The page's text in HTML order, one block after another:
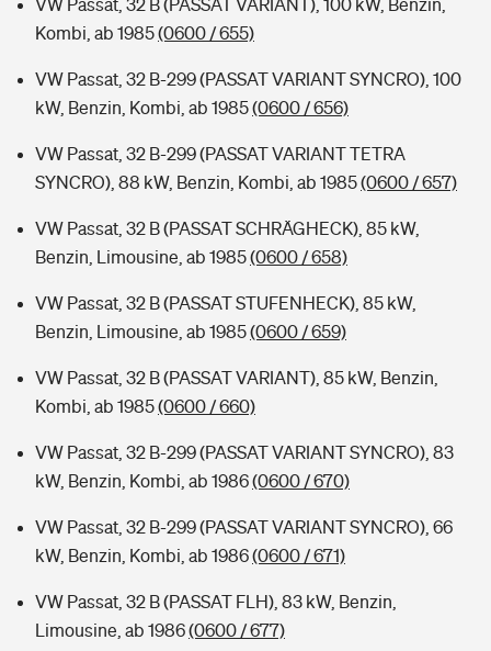
VW Passat, 32 B (PASSAT VARIANT), 100 kW, Benzin,
Kombi, ab 1985(0600 / 655)
VW Passat, 32 B-299 (PASSAT VARIANT SYNCRO), 100
kW, Benzin, Kombi, ab 1985(0600 / 656)
VW Passat, 32 B-299 (PASSAT VARIANT TETRA
SYNCRO), 88 kW, Benzin, Kombi, ab 1985(0600 / 657)
VW Passat, 32 B (PASSAT SCHRÄGHECK), 85 kW,
Benzin, Limousine, ab 1985(0600 / 658)
VW Passat, 32 B (PASSAT STUFENHECK), 85 kW,
Benzin, Limousine, ab 1985(0600 / 659)
VW Passat, 32 B (PASSAT VARIANT), 85 kW, Benzin,
Kombi, ab 1985(0600 / 660)
VW Passat, 32 B-299 (PASSAT VARIANT SYNCRO), 83
kW, Benzin, Kombi, ab 1986(0600 / 670)
VW Passat, 32 B-299 (PASSAT VARIANT SYNCRO), 66
kW, Benzin, Kombi, ab 1986(0600 / 671)
VW Passat, 32 B (PASSAT FLH), 83 kW, Benzin,
Limousine, ab 1986(0600 / 677)